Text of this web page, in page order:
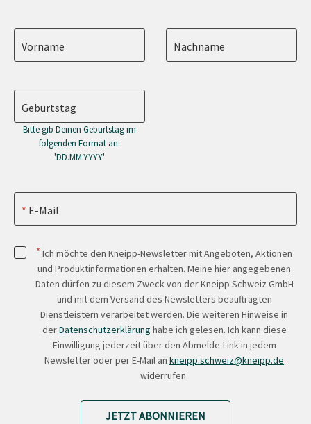
Vorname Nachname
Geburtstag
Bitte gib Deinen Geburtstag im
folgenden Format an:
'DD.MM.YYYY'
E-Mail
* Ich möchte den Kneipp-Newsletter mit Angeboten, Aktionen
und Produktinformationen erhalten. Meine hier angegebenen
Daten dürfen zu diesem Zweck von der Kneipp Schweiz GmbH
und mit dem Versand des Newsletters beauftragten
Dienstleistern verarbeitet werden. Die weiteren Hinweise in
derDatenschutzerklärung habe ich gelesen. Ich kann diese
Einwilligung jederzeit über den Abmelde-Link in jedem
Newsletter oder per E-Mail an kneipp.schweiz@kneipp.de
widerrufen.
JETZT ABONNIEREN